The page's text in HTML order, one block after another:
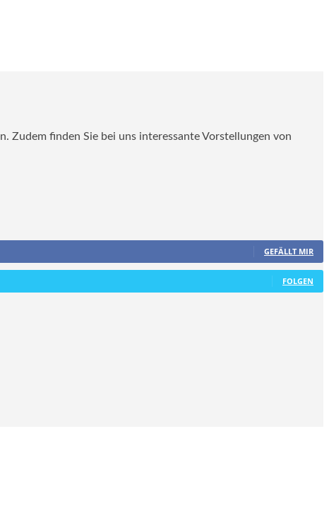
finden Sie bei uns interessante Vorstellungen von
GEFÄLLT MIR
FOLGEN